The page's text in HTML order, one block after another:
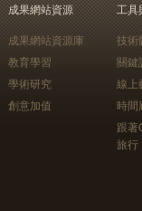
成果網站資源
成果網站資源庫
教育學習
學術研究
創意加值
工具
技術
關鍵
線上
時間
跟
旅行